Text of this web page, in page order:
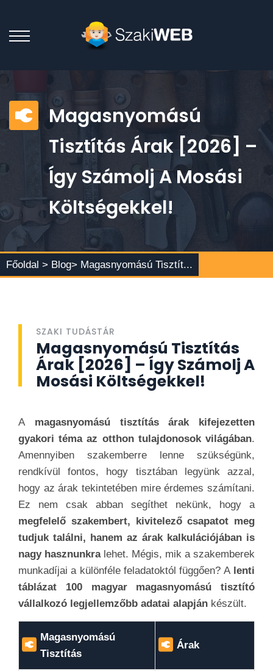
Magasnyomású
Tisztítás Árak [2026] –
Így Számolj A Mosási
Költségekkel!
Főoldal > Blog> Magasnyomású Tisztít...
SZAKI TUDÁSTÁR
Magasnyomású Tisztítás
Árak [2026] – Így Számolj A
Mosási Költségekkel!
A magasnyomású tisztítás árak kifejezetten
gyakori téma az otthon tulajdonosok világában.
Amennyiben szakemberre lenne szükségünk,
rendkívül fontos, hogy tisztában legyünk azzal,
hogy az árak tekintetében mire érdemes számítani.
Ez nem csak abban segíthet nekünk, hogy a
megfelelő szakembert, kivitelező csapatot meg
tudjuk találni, hanem az árak kalkulációjában is
nagy hasznunkralehet. Mégis, mik a szakemberek
munkadíjai a különféle feladatoktól függően? Alenti
táblázat 100 magyar magasnyomású tisztító
vállalkozó legjellemzőbb adatai alapján készült.
Magasnyomású
Tisztítás
Árak